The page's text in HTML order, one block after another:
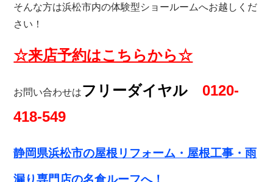
そんな方は浜松市内の体験型ショールームへお越しくだ
さい！
☆来店予約はこちらから☆
お問い合わせはフリーダイヤル 0120-
418-549
静岡県浜松市の屋根リフォーム・ 屋根工事・雨
漏り専門店の名倉ルーフへ！